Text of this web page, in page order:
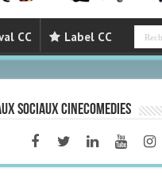
CC Label CC
sociaux CineComedies